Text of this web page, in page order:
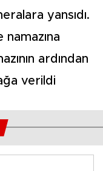
yansıdı.
ardından
verildi